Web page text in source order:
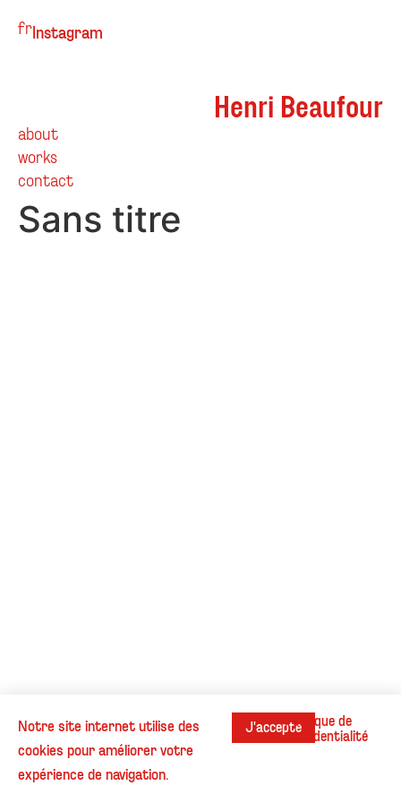
Henri Beaufour
about
works
contact
frInstagram
Sans titre
InstagramContactCookies
© Henri Beaufour - Tous droits réservés.
Notre site internet utilise des
cookies pour améliorer votre
expérience de navigation.
J'acceptePolitique de
confidentialité